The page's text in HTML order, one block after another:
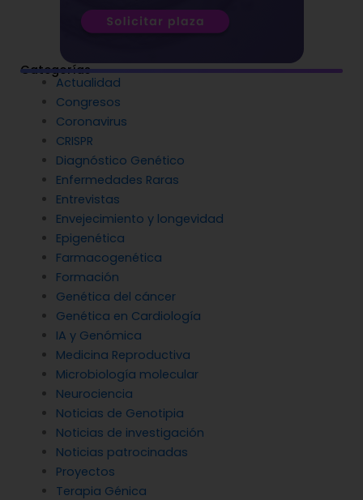
Categorías
Actualidad
Congresos
Coronavirus
CRISPR
Diagnóstico Genético
Enfermedades Raras
Entrevistas
Envejecimiento y longevidad
Epigenética
Farmacogenética
Formación
Genética del cáncer
Genética en Cardiología
IA y Genómica
Medicina Reproductiva
Microbiología molecular
Neurociencia
Noticias de Genotipia
Noticias de investigación
Noticias patrocinadas
Proyectos
Terapia Génica